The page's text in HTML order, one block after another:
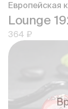
Европейская
Lounge
364 ₽